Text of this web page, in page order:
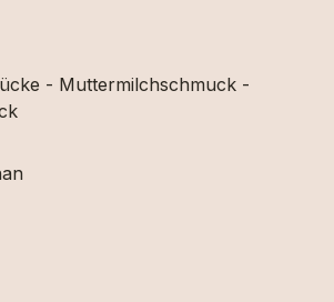
- Muttermilchschmuck -